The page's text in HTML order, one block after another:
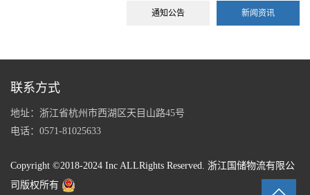
通知公告 新闻资讯
联系方式
地址：浙江省杭州市西湖区天目山路45号
电话：0571-81025633
Copyright ©2018-2024 Inc ALLRights Reserved. 浙江国储物流有限公
司版权所有